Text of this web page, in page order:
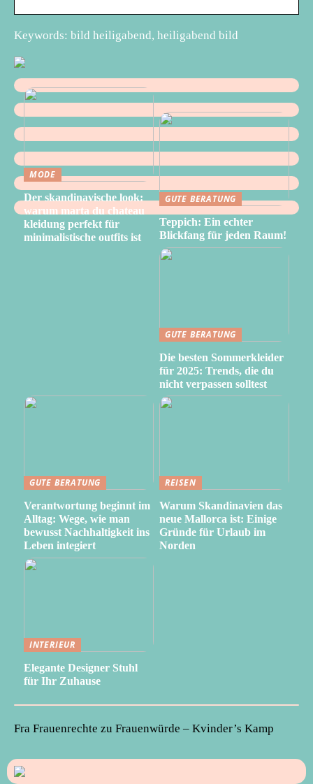
Keywords: bild heiligabend, heiligabend bild
MODE
Der skandinavische look:
warum marta du chateau
kleidung perfekt für
minimalistische outfits ist
GUTE BERATUNG
Teppich: Ein echter
Blickfang für jeden Raum!
GUTE BERATUNG
Die besten Sommerkleider
für 2025: Trends, die du
nicht verpassen solltest
GUTE BERATUNG
Verantwortung beginnt im
Alltag: Wege, wie man
bewusst Nachhaltigkeit ins
Leben integiert
REISEN
Warum Skandinavien das
neue Mallorca ist: Einige
Gründe für Urlaub im
Norden
INTERIEUR
Elegante Designer Stuhl
für Ihr Zuhause
Fra Frauenrechte zu Frauenwürde – Kvinder’s Kamp